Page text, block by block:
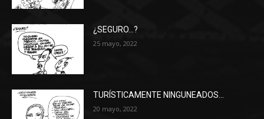
¿SEGURO…?
25 mayo, 2022
TURÍSTICAMENTE NINGUNEADOS…
20 mayo, 2022